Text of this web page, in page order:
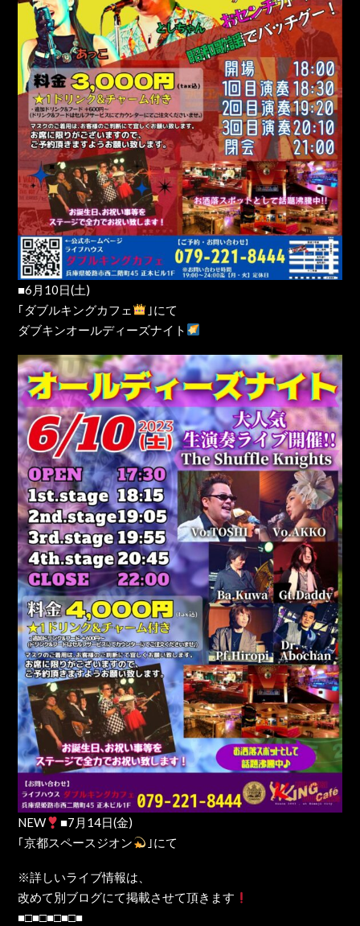
■6月10日(土)
｢ダブルキングカフェ
｣にて
ダブキンオールディーズナイト
NEW
■7月14日(金)
｢京都スペースジオン
｣にて
※詳しいライブ情報は、
改めて別ブログにて掲載させて頂きます
■□■□■□■□■